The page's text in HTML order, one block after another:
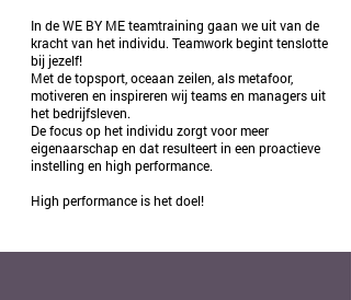
In de WE BY ME teamtraining gaan we uit van de
kracht van het individu. Teamwork begint tenslotte
bij jezelf!
Met de topsport, oceaan zeilen, als metafoor,
motiveren en inspireren wij teams en managers uit
het bedrijfsleven.
De focus op het individu zorgt voor meer
eigenaarschap en dat resulteert in een proactieve
instelling en high performance.
High performance is het doel!